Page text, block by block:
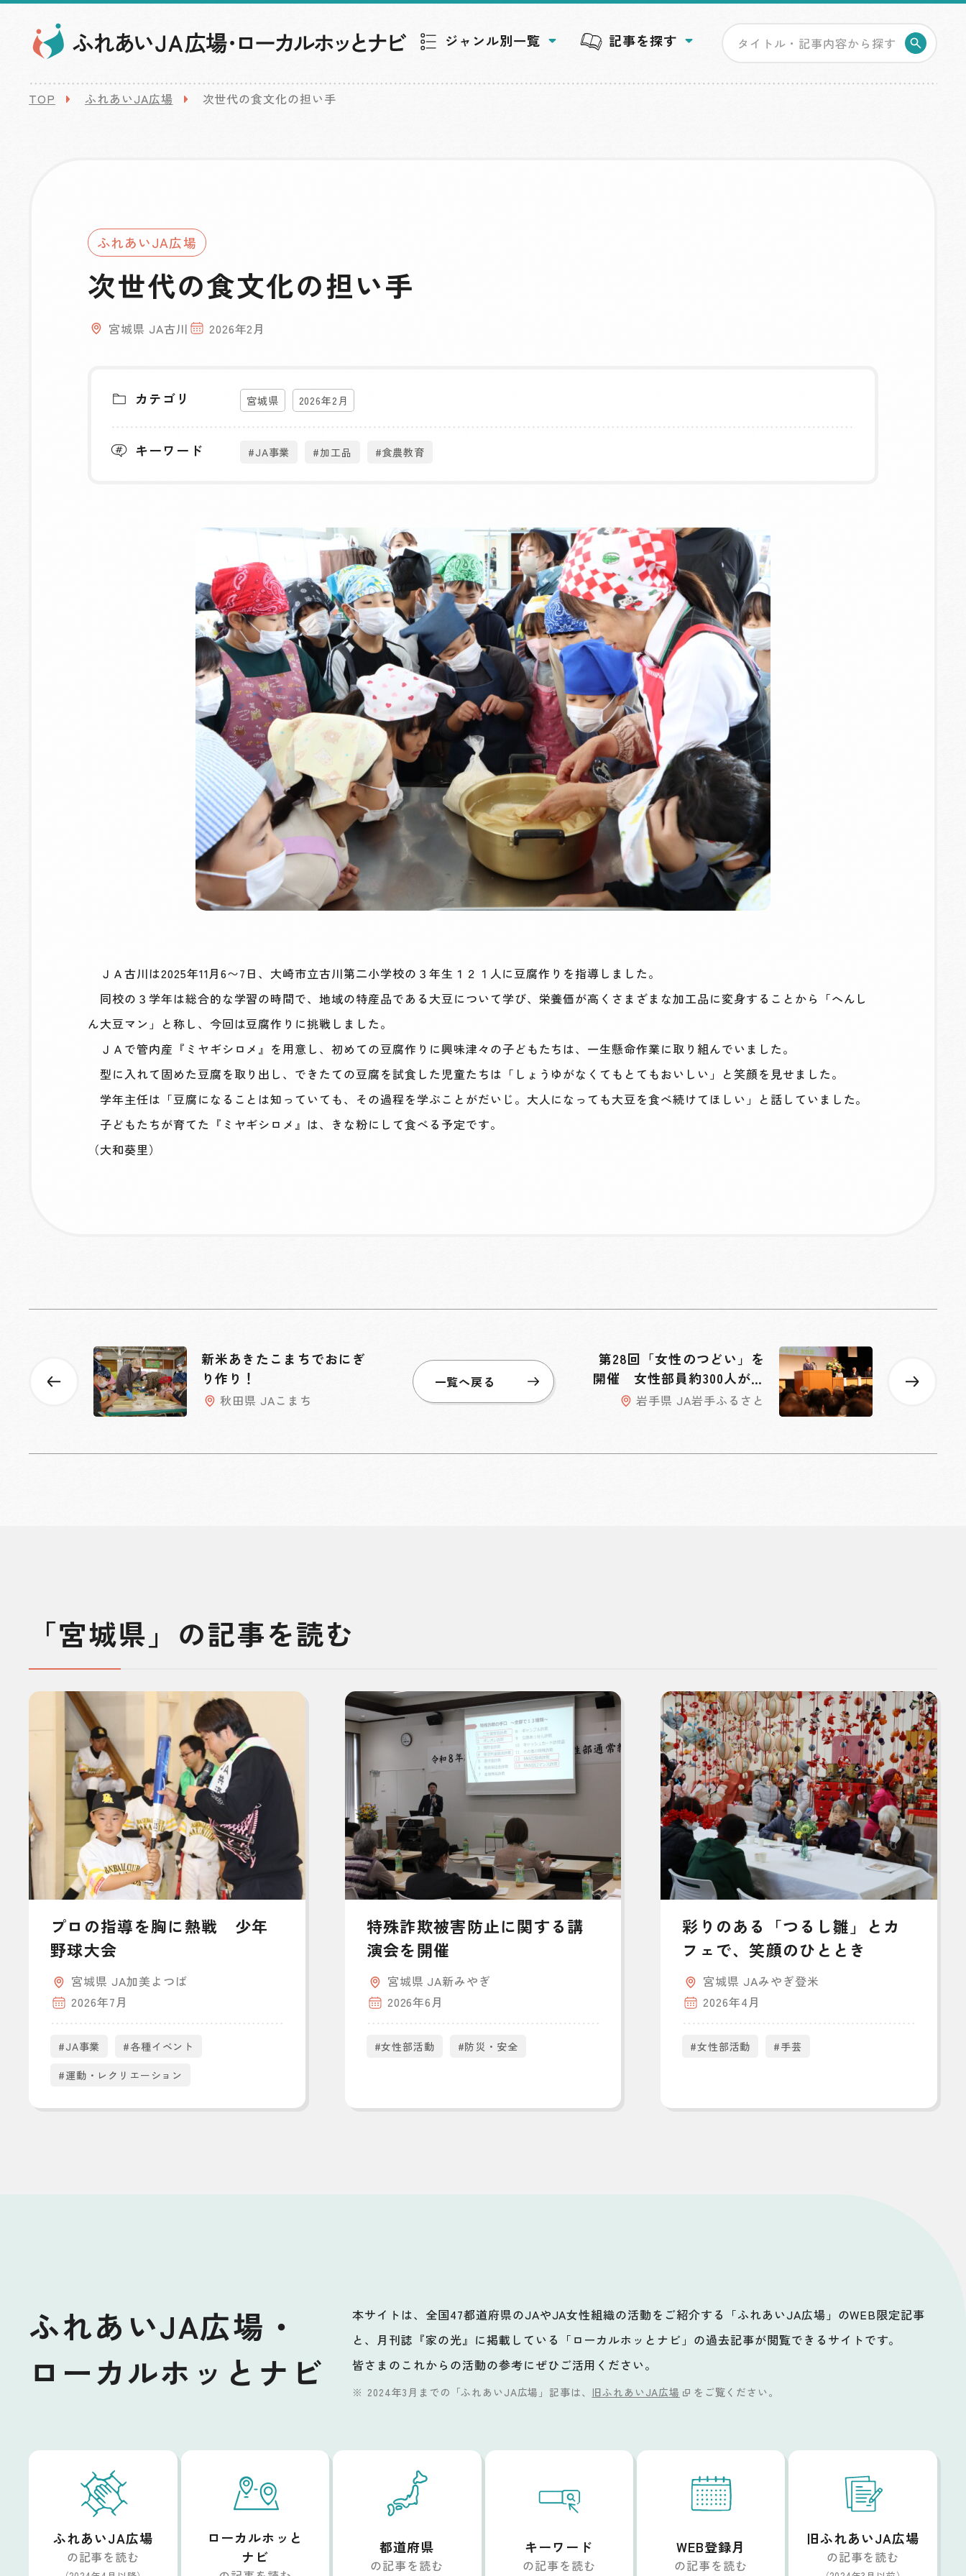
ジャンル別一覧 記事を探す
TOP ふれあいJA広場 次世代の食文化の担い手
ふれあいJA広場
次世代の食文化の担い手
宮城県 JA古川 2026年2月
カテゴリ 宮城県 2026年2月
キーワード #JA事業 #加工品 #食農教育
ＪＡ古川は2025年11月6〜7日、大崎市立古川第二小学校の３年生１２１人に豆腐作りを指導しました。
同校の３学年は総合的な学習の時間で、地域の特産品である大豆について学び、栄養価が高くさまざまな加工品に変身することから「へんし
ん大豆マン」と称し、今回は豆腐作りに挑戦しました。
ＪＡで管内産『ミヤギシロメ』を用意し、初めての豆腐作りに興味津々の子どもたちは、一生懸命作業に取り組んでいました。
型に入れて固めた豆腐を取り出し、できたての豆腐を試食した児童たちは「しょうゆがなくてもとてもおいしい」と笑顔を見せました。
学年主任は「豆腐になることは知っていても、その過程を学ぶことがだいじ。大人になっても大豆を食べ続けてほしい」と話していました。
子どもたちが育てた『ミヤギシロメ』は、きな粉にして食べる予定です。
（大和葵里）
新米あきたこまちでおにぎ
り作り！
秋田県 JAこまち
第28回「女性のつどい」を
開催 女性部員約300人が交
流深める
岩手県 JA岩手ふるさと
一覧へ戻る
「宮城県」の記事を読む
プロの指導を胸に熱戦 少年
野球大会
宮城県 JA加美よつば
2026年7月
#JA事業
#各種イベント
#運動・レクリエーション
特殊詐欺被害防止に関する講
演会を開催
宮城県 JA新みやぎ
2026年6月
#女性部活動 #防災・安全
彩りのある「つるし雛」とカ
フェで、笑顔のひととき
宮城県 JAみやぎ登米
2026年4月
#女性部活動 #手芸
ふれあいJA広場・
ローカルホッとナビ
本サイトは、全国47都道府県のJAやJA女性組織の活動をご紹介する「ふれあいJA広場」のWEB限定記事
と、月刊誌『家の光』に掲載している「ローカルホッとナビ」の過去記事が閲覧できるサイトです。
皆さまのこれからの活動の参考にぜひご活用ください。
2024年3月までの「ふれあいJA広場」記事は、 旧ふれあいJA広場 をご覧ください。
ふれあいJA広場
の記事を読む
ローカルホッと
ナビ
都道府県
の記事を読む
キーワード
の記事を読む
WEB登録月
の記事を読む
旧ふれあいJA広場
の記事を読む